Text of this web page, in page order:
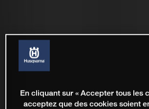
En cliquant sur « Accepter tous les
acceptez que des cookies soient